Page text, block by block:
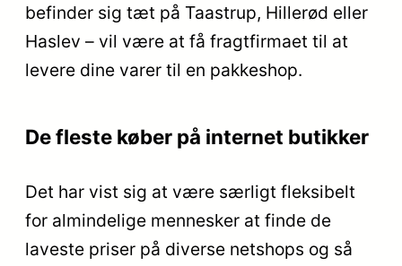
befinder sig tæt på Taastrup, Hillerød eller
Haslev – vil være at få fragtfirmaet til at
levere dine varer til en pakkeshop.
De fleste køber på internet butikker
Det har vist sig at være særligt fleksibelt
for almindelige mennesker at finde de
laveste priser på diverse netshops og så